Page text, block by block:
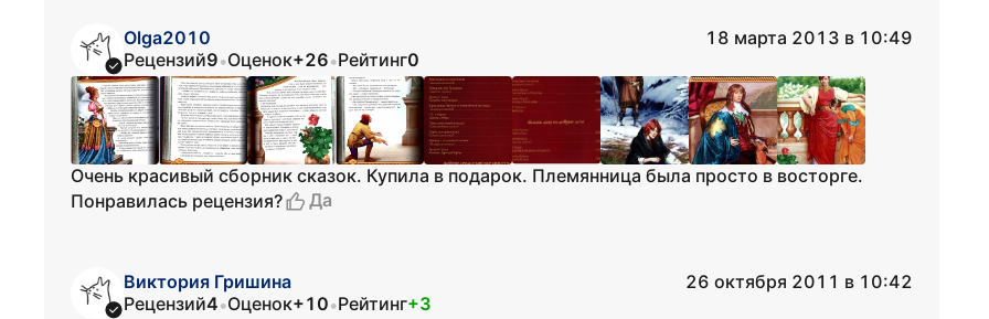
Olga2010
18 марта 2013 в 10:49
Рецензий9•Оценок+26•Рейтинг0
Очень красивый сборник сказок. Купила в подарок. Племянница была просто в восторге.
Понравилась рецензия?
Да
Виктория Гришина
26 октября 2011 в 10:42
Рецензий4•Оценок+10•Рейтинг+3